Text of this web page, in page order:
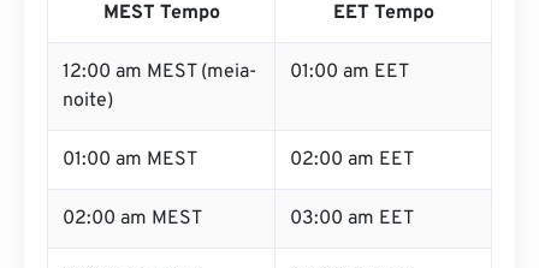
MEST Tempo EET Tempo
12:00 am MEST (meia-
noite)
01:00 am EET
01:00 am MEST 02:00 am EET
02:00 am MEST 03:00 am EET